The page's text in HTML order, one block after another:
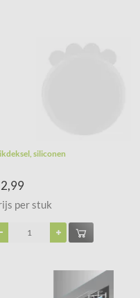
siliconen
per stuk